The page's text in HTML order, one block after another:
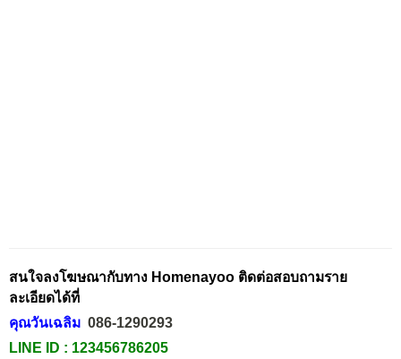
สนใจลงโฆษณากับทาง Homenayoo ติดต่อสอบถามราย
ละเอียดได้ที่
คุณวันเฉลิม 086-1290293
LINE ID : 123456786205